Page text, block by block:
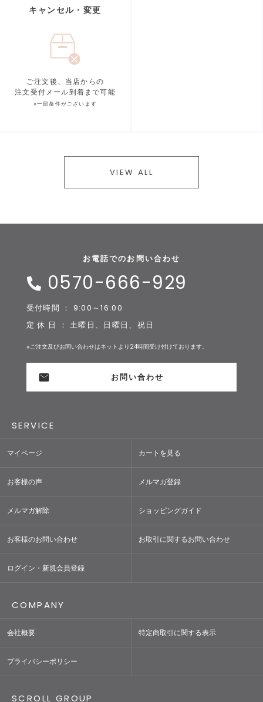
キャンセル・変更
ご注文後、当店からの
注文受付メール到着まで可能
※一部条件がございます
VIEW ALL
お電話でのお問い合わせ
0570-666-929
受付時間 ： 9:00～16:00
定 休 日 ： 土曜日、日曜日、祝日
※ご注文及びお問い合わせはネットより24時間受け付けております。
お問い合わせ
SERVICE
マイページ カートを見る
お客様の声 メルマガ登録
メルマガ解除 ショッピングガイド
お客様のお問い合わせ お取引に関するお問い合わせ
ログイン・新規会員登録
COMPANY
会社概要 特定商取引に関する表示
プライバシーポリシー
SCROLL GROUP